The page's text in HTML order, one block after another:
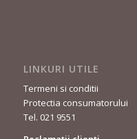
LINKURI UTILE
Termeni si conditii
Protectia consumatorului
Tel. 021 9551